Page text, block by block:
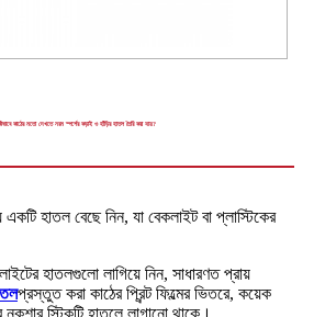
কাঠের মতো দেখতে নরম স্পর্শের কড়াই ও হাঁড়ির হাতল তৈরি করা যায়?
হাতল বেছে নিন, যা বেকলাইট বা প্লাস্টিকের
হাতলগুলো লাগিয়ে নিন, সাধারণত প্রায়
প্রস্তুত করা কাঠের প্রিন্ট ফিল্মের ভিতরে, কয়েক
স্টিকটি হাতলে লাগানো থাকে।